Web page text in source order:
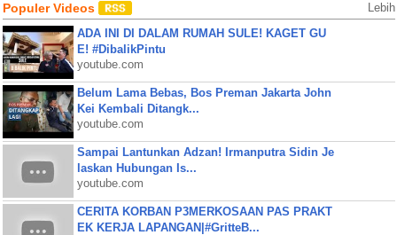
Populer Videos Lebih
ADA INI DI DALAM RUMAH SULE! KAGET GU
E! #DibalikPintu
youtube.com
Belum Lama Bebas, Bos Preman Jakarta John
Kei Kembali Ditangk...
youtube.com
Sampai Lantunkan Adzan! Irmanputra Sidin Je
laskan Hubungan Is...
youtube.com
CERITA KORBAN P3MERKOSAAN PAS PRAKT
EK KERJA LAPANGAN|#GritteB...